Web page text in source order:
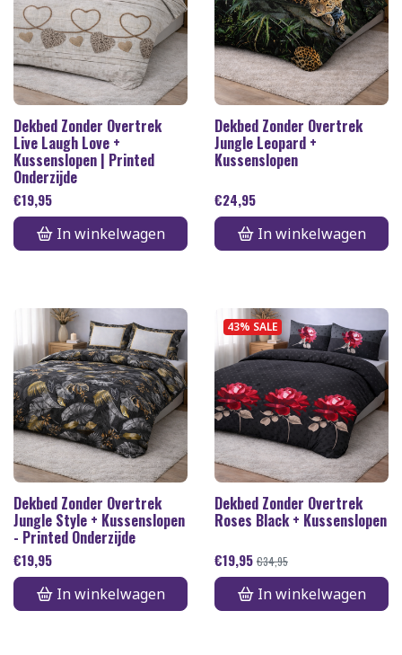
Dekbed Zonder Overtrek
Live Laugh Love +
Kussenslopen | Printed
Onderzijde
€19,95
In winkelwagen
Dekbed Zonder Overtrek
Jungle Leopard +
Kussenslopen
€24,95
In winkelwagen
Dekbed Zonder Overtrek
Jungle Style + Kussenslopen
- Printed Onderzijde
€19,95
In winkelwagen
43% SALE
Dekbed Zonder Overtrek
Roses Black + Kussenslopen
€19,95 €34,95
In winkelwagen